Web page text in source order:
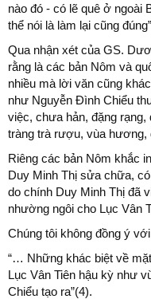
nào đó - có lẽ quê ở ngoài
thể nói là làm lại cũng
Qua nhận xét của GS.
rằng là các bản Nôm và
nhiều mà lời văn cũng
như Nguyễn Đình Chiểu
việc, chưa hản, đặng rạng,
tràng trà rượu, vùa hương,
Riêng các bản Nôm khắc
Duy Minh Thị sửa chữa,
do chính Duy Minh Thị đã
nhường ngôi cho Lục Vân
Chúng tôi không đồng ý
“… Những khác biệt về
Lục Vân Tiên hậu kỳ như
Chiểu tạo ra”(4).